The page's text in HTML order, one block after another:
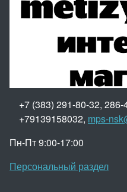
+7 (383) 291-80-32, 286-
+79139158032, mps-
Пн-Пт 9:00-17:00
Персональный раздел